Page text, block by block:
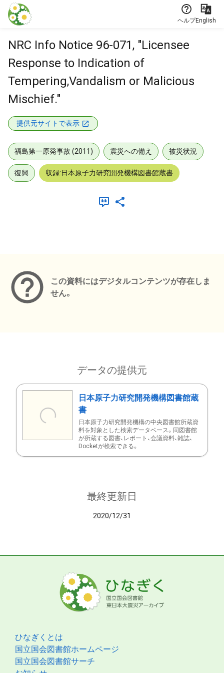
本文に飛ぶ
ヘルプEnglish
NRC Info Notice 96-071, "Licensee
Response to Indication of
Tempering,Vandalism or Malicious
Mischief."
提供元サイトで表示
福島第一原発事故 (2011) 震災への備え 被災状況
復興 収録:日本原子力研究開発機構図書館蔵書
この資料にはデジタルコンテンツが存在しま
せん。
データの提供元
日本原子力研究開発機構図書館蔵
書
日本原子力研究開発機構の中央図書館所蔵資
料を対象とした検索データベース。同図書館
が所蔵する図書、レポート、会議資料、雑誌、
Docketが検索できる。
最終更新日
2020/12/31
ひなぎくとは
国立国会図書館ホームページ
国立国会図書館サーチ